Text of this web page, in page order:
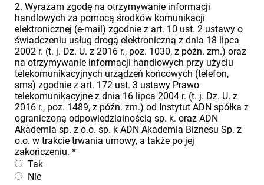
2. Wyrażam zgodę na otrzymywanie informacji
handlowych za pomocą środków komunikacji
elektronicznej (e-mail) zgodnie z art. 10 ust. 2 ustawy o
świadczeniu usług drogą elektroniczną z dnia 18 lipca
2002 r. (t. j. Dz. U. z 2016 r., poz. 1030, z późn. zm.) oraz
na otrzymywanie informacji handlowych przy użyciu
telekomunikacyjnych urządzeń końcowych (telefon,
sms) zgodnie z art. 172 ust. 3 ustawy Prawo
telekomunikacyjne z dnia 16 lipca 2004 r. (t. j. Dz. U. z
2016 r., poz. 1489, z późn. zm.) od Instytut ADN spółka z
ograniczoną odpowiedzialnością sp. k. oraz ADN
Akademia sp. z o.o. sp. k ADN Akademia Biznesu Sp. z
o.o. w trakcie trwania umowy, a także po jej
zakończeniu. *
Tak
Nie